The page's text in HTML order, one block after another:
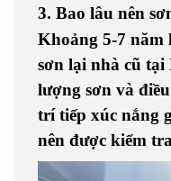
3. Bao lâu nên
Khoảng 5-7 năm
sơn lại nhà cũ tại
lượng sơn và
trí tiếp xúc nắng
nên được kiểm